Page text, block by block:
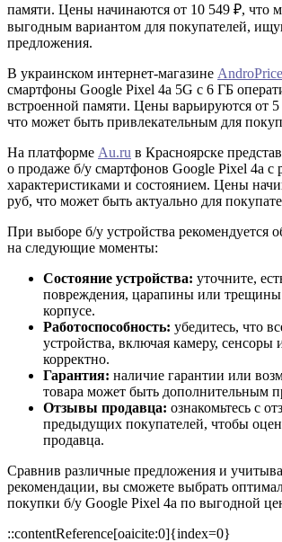
памяти. Цены начинаются от 10 549 ₽, что
выгодным вариантом для покупателей,
предложения.
В украинском интернет-магазине AndroPrice
смартфоны Google Pixel 4a 5G с 6 ГБ
встроенной памяти. Цены варьируются от 5
что может быть привлекательным для
На платформе Au.ru в Красноярске
о продаже б/у смартфонов Google Pixel 4a с
характеристиками и состоянием. Цены
руб, что может быть актуально для
При выборе б/у устройства рекомендуется
на следующие моменты:
Состояние устройства: уточните,
повреждения, царапины или трещины
корпусе.
Работоспособность: убедитесь, что
устройства, включая камеру, сенсоры
корректно.
Гарантия: наличие гарантии или
товара может быть дополнительным
Отзывы продавца: ознакомьтесь с
предыдущих покупателей, чтобы
продавца.
Сравнив различные предложения и
рекомендации, вы сможете выбрать
покупки б/у Google Pixel 4a по выгодной
::contentReference[oaicite:0]{index=0}